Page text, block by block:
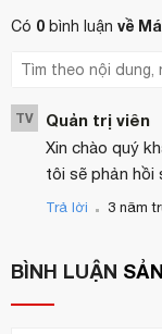
Có 0 bình luận về
TV Quản trị viên
Xin chào quý
tôi sẽ phản hồi
Trả lời . 3 năm
BÌNH LUẬN